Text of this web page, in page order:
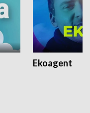
Ekoagent